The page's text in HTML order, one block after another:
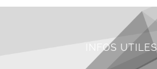
INFOS UTILES